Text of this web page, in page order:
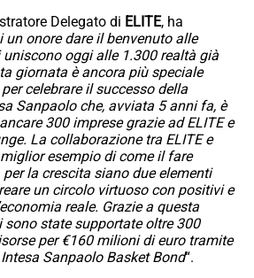
Delegato di ELITE, ha
un onore dare il benvenuto alle
oggi alle 1.300 realtà già
giornata è ancora più speciale
per celebrare il successo della
Sanpaolo che, avviata 5 anni fa, è
300 imprese grazie ad ELITE e
La collaborazione tra ELITE e
esempio di come il fare
la crescita siano due elementi
un circolo virtuoso con positivi e
reale. Grazie a questa
sono state supportate oltre 300
per €160 milioni di euro tramite
Sanpaolo Basket Bond“.